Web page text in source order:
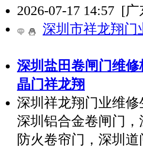
2026-07-17 14:57 [广
深圳市祥龙翔门
深圳盐田卷闸门维
晶门祥龙翔
深圳祥龙翔门业维
深圳铝合金卷闸门
防火卷帘门，深圳